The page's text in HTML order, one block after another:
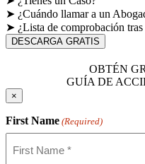
➤ ¿Cuándo llamar a un
➤ ¿Lista de comprobación tras
DESCARGA GRATIS
OBTÉN
GUÍA DE
×
First Name (Required)